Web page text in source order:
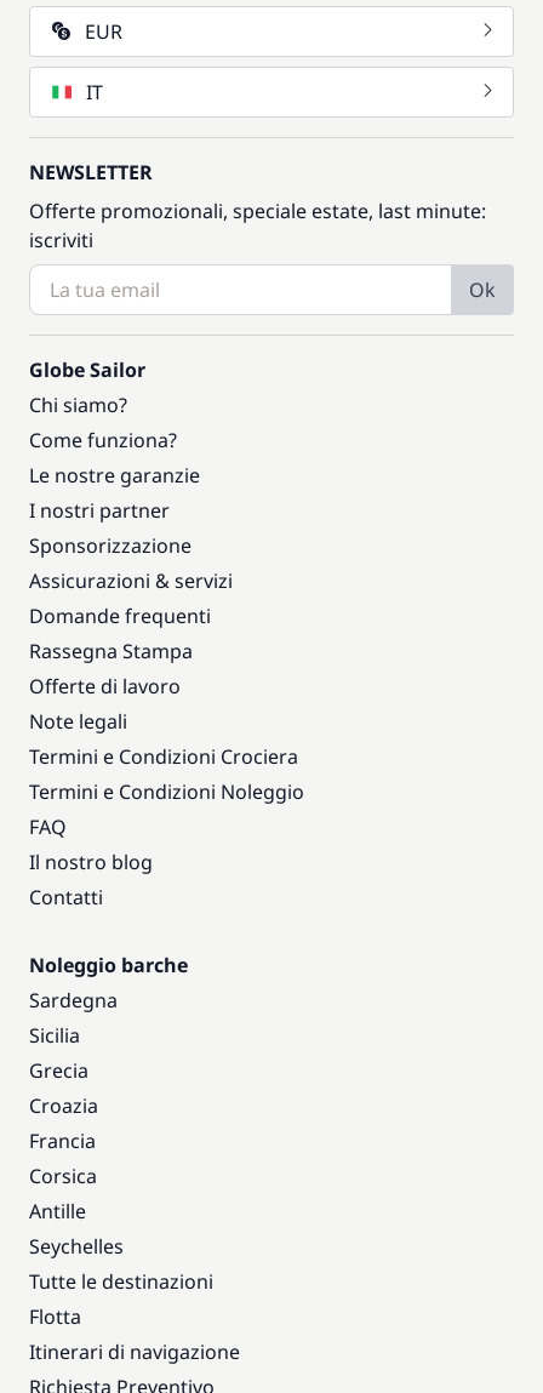
EUR
IT
NEWSLETTER
Offerte promozionali, speciale estate, last minute:
iscriviti
Ok
Globe Sailor
Chi siamo?
Come funziona?
Le nostre garanzie
I nostri partner
Sponsorizzazione
Assicurazioni & servizi
Domande frequenti
Rassegna Stampa
Offerte di lavoro
Note legali
Termini e Condizioni Crociera
Termini e Condizioni Noleggio
FAQ
Il nostro blog
Contatti
Noleggio barche
Sardegna
Sicilia
Grecia
Croazia
Francia
Corsica
Antille
Seychelles
Tutte le destinazioni
Flotta
Itinerari di navigazione
Richiesta Preventivo